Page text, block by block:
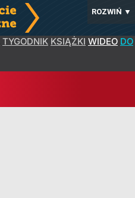
ROZWIŃ ▼
TYGODNIK KSIĄŻKI WIDEO DO